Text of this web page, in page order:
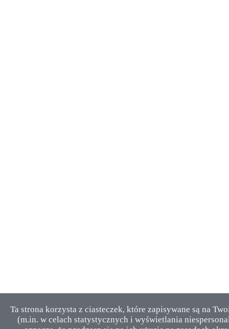
Ta strona korzysta z ciasteczek, które zapisywane są na
(m.in. w celach statystycznych i wyświetlania